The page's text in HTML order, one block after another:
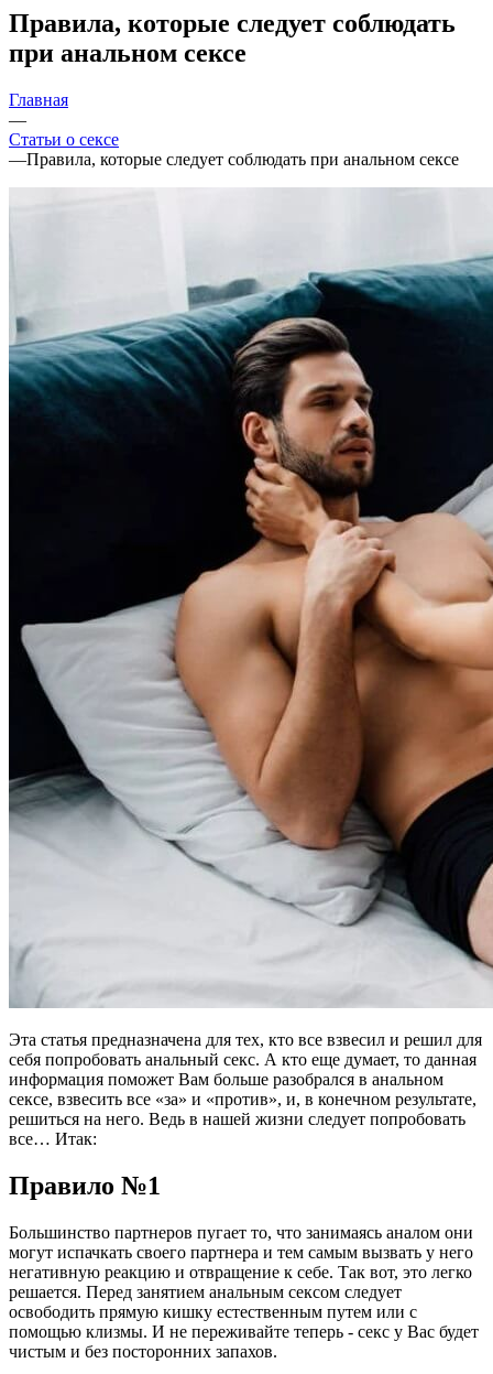
Правила, которые следует соблюдать
при анальном сексе
Главная
—
Статьи о сексе
—Правила, которые следует соблюдать при анальном сексе
Эта статья предназначена для тех, кто все взвесил и решил для
себя попробовать анальный секс. А кто еще думает, то данная
информация поможет Вам больше разобрался в анальном
сексе, взвесить все «за» и «против», и, в конечном результате,
решиться на него. Ведь в нашей жизни следует попробовать
все… Итак:
Правило №1
Большинство партнеров пугает то, что занимаясь аналом они
могут испачкать своего партнера и тем самым вызвать у него
негативную реакцию и отвращение к себе. Так вот, это легко
решается. Перед занятием анальным сексом следует
освободить прямую кишку естественным путем или с
помощью клизмы. И не переживайте теперь - секс у Вас будет
чистым и без посторонних запахов.